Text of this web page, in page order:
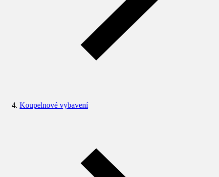
Koupelnové vybavení